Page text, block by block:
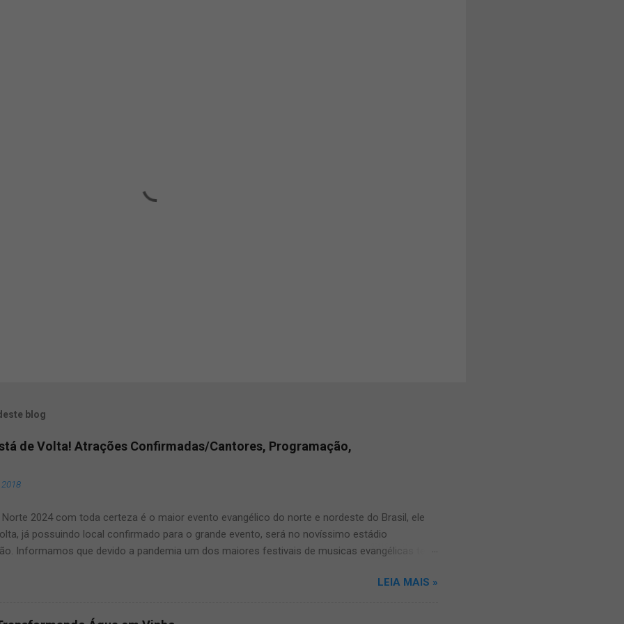
blog
de Volta! Atrações Confirmadas/Cantores, Programação,
Norte 2024 com toda certeza é o maior evento evangélico do norte e nordeste do Brasil, ele
já possuindo local confirmado para o grande evento, será no novíssimo estádio
Informamos que devido a pandemia um dos maiores festivais de musicas evangélicas teve
artigo que aqui mesmo, manteremos vocês muito bem informados sobre o louvor norte
por isso fique conosco que manteremos vocês atualizados! Veja Também: ● carro som
LEIA MAIS »